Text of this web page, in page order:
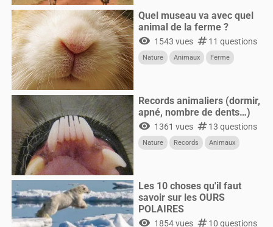
Quel museau va avec quel
animal de la ferme ?
visibility 1543 vues numbers11 questions
Nature Animaux Ferme
Records animaliers (dormir,
apné, nombre de dents…)
visibility 1361 vues numbers13 questions
Nature Records Animaux
Les 10 choses qu'il faut
savoir sur les OURS
POLAIRES
visibility 1854 vues numbers10 questions